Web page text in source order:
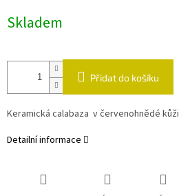
cena:
Skladem
Přidat do košíku
Keramická calabaza v červenohnědé kůži
Detailní informace